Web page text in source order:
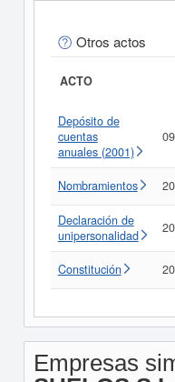
Otros actos
ACTO
Depósito de
cuentas
anuales (2001)
Nombramientos
Declaración de
unipersonalidad
Constitución
Empresas